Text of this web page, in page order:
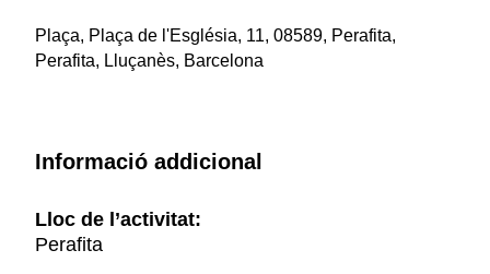
Plaça, Plaça de l'Església, 11, 08589, Perafita,
Perafita, Lluçanès, Barcelona
Informació addicional
Lloc de l’activitat:
Perafita